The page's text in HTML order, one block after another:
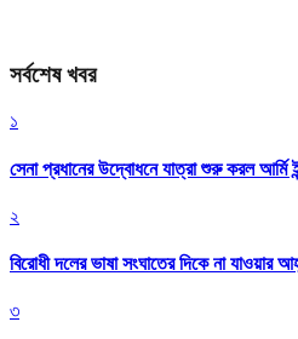
সর্বশেষ খবর
১
সেনা প্রধানের উদ্বোধনে যাত্রা শুরু করল আর্মি
২
বিরোধী দলের ভাষা সংঘাতের দিকে না যাওয়ার
৩